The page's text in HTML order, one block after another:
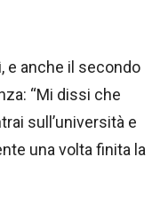
e anche il secondo
“Mi dissi che
sull’università e
una volta finita la